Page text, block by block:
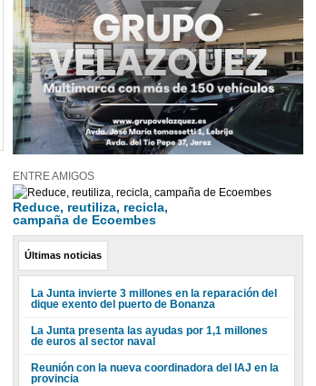
ENTRE AMIGOS
Reduce, reutiliza, recicla,
campaña de Ecoembes
Últimas noticias
La Junta invierte 3 millones en la reparación del
dique exento del puerto de Bonanza
La Junta presenta las ayudas por 1,1 millones
de euros al sector naval
Reunión con la nueva coordinadora del IAJ en la
provincia